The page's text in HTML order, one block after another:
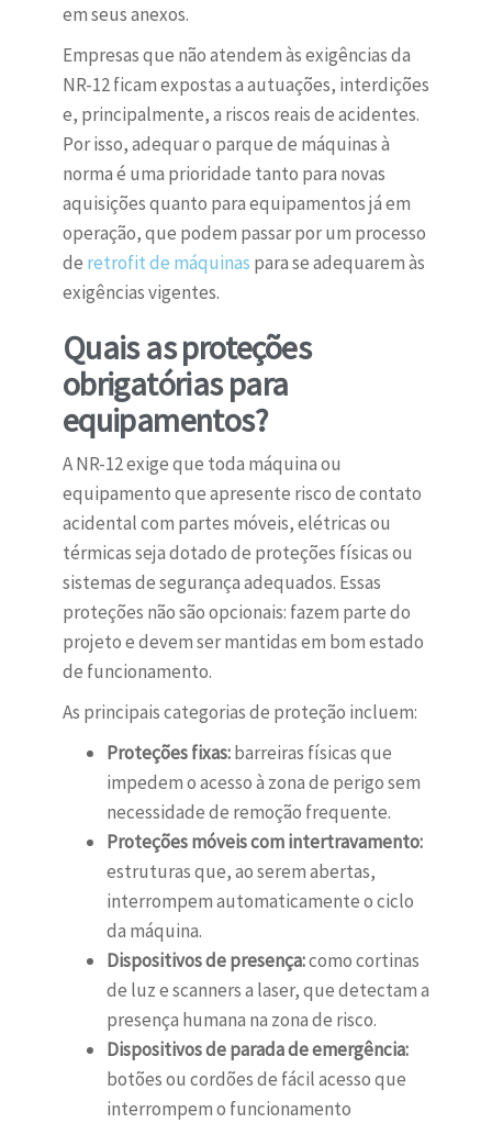
em seus anexos.
Empresas que não atendem às exigências da
NR-12 ficam expostas a autuações, interdições
e, principalmente, a riscos reais de acidentes.
Por isso, adequar o parque de máquinas à
norma é uma prioridade tanto para novas
aquisições quanto para equipamentos já em
operação, que podem passar por um processo
de retrofit de máquinas para se adequarem às
exigências vigentes.
Quais as proteções
obrigatórias para
equipamentos?
A NR-12 exige que toda máquina ou
equipamento que apresente risco de contato
acidental com partes móveis, elétricas ou
térmicas seja dotado de proteções físicas ou
sistemas de segurança adequados. Essas
proteções não são opcionais: fazem parte do
projeto e devem ser mantidas em bom estado
de funcionamento.
As principais categorias de proteção incluem:
Proteções fixas:barreiras físicas que
impedem o acesso à zona de perigo sem
necessidade de remoção frequente.
Proteções móveis com intertravamento:
estruturas que, ao serem abertas,
interrompem automaticamente o ciclo
da máquina.
Dispositivos de presença:como cortinas
de luz e scanners a laser, que detectam a
presença humana na zona de risco.
Dispositivos de parada de emergência:
botões ou cordões de fácil acesso que
interrompem o funcionamento